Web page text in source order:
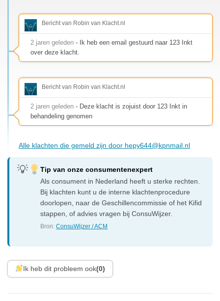
Bericht van Robin van Klacht.nl
2 jaren geleden - Ik heb een email gestuurd naar 123 Inkt
over deze klacht.
Bericht van Robin van Klacht.nl
2 jaren geleden - Deze klacht is zojuist door 123 Inkt in
behandeling genomen
Alle klachten die gemeld zijn door hepy644@kpnmail.nl
Tip van onze consumentenexpert
Als consument in Nederland heeft u sterke rechten.
Bij klachten kunt u de interne klachtenprocedure
doorlopen, naar de Geschillencommissie of het Kifid
stappen, of advies vragen bij ConsuWijzer.
Bron:ConsuWijzer / ACM
Ik heb dit probleem ook(0)